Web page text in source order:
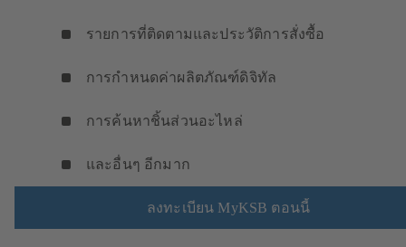
รายการที่ติดตามและประวัติการสั่งซื้อ
การกำหนดค่าผลิตภัณฑ์ดิจิทัล
การค้นหาชิ้นส่วนอะไหล่
และอื่นๆ อีกมาก
ลงทะเบียน MyKSB ตอนนี้